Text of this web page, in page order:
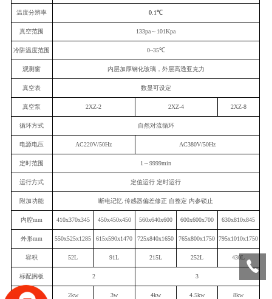
温度分辨率 0.1℃
真空范围 133pa～101Kpa
冷阱温度范围 0~35℃
观测窗 内层加厚钢化玻璃，外层高透亚克力
真空表 数显可设定
真空泵 2XZ-2 2XZ-4 2XZ-8
循环方式 自然对流循环
电源电压 AC220V/50Hz AC380V/50Hz
定时范围 1～9999min
运行方式 定值运行 定时运行
附加功能 断电记忆 传感器偏差修正 自整定 内参锁止
内腔mm 410x370x345 450x450x450 560x640x600 600x600x700 630x810x845
外形mm 550x525x1285 615x590x1470 725x840x1650 765x800x1750 795x1010x1750
容积 52L 91L 215L 252L 430L
标配搁板 2 3
额定功率 2kw 3w 4kw 4.5kw 8kw